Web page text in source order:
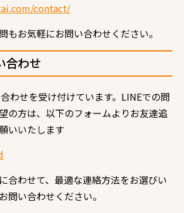
contact/
もお気軽にお問い合わせください。
合わせ
わせを受け付けています。 LINEでの問
の方は、以下のフォームよりお友達追
いいたします
合わせて、最適な連絡方法をお選びい
問い合わせください。